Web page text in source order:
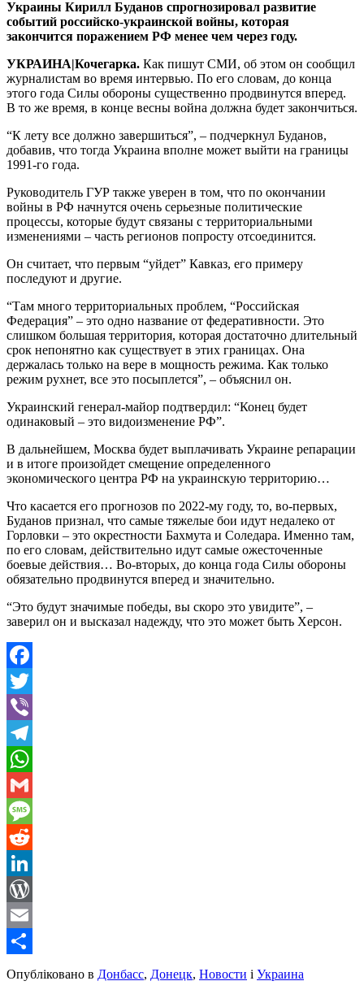
Украины Кирилл Буданов спрогнозировал развитие
событий российско-украинской войны, которая
закончится поражением РФ менее чем через году.
УКРАИНА|Кочегарка. Как пишут СМИ, об этом он сообщил
журналистам во время интервью. По его словам, до конца
этого года Силы обороны существенно продвинутся вперед.
В то же время, в конце весны война должна будет закончиться.
“К лету все должно завершиться”, – подчеркнул Буданов,
добавив, что тогда Украина вполне может выйти на границы
1991-го года.
Руководитель ГУР также уверен в том, что по окончании
войны в РФ начнутся очень серьезные политические
процессы, которые будут связаны с территориальными
изменениями – часть регионов попросту отсоединится.
Он считает, что первым “уйдет” Кавказ, его примеру
последуют и другие.
“Там много территориальных проблем, “Российская
Федерация” – это одно название от федеративности. Это
слишком большая территория, которая достаточно длительный
срок непонятно как существует в этих границах. Она
держалась только на вере в мощность режима. Как только
режим рухнет, все это посыплется”, – объяснил он.
Украинский генерал-майор подтвердил: “Конец будет
одинаковый – это видоизменение РФ”.
В дальнейшем, Москва будет выплачивать Украине репарации
и в итоге произойдет смещение определенного
экономического центра РФ на украинскую территорию…
Что касается его прогнозов по 2022-му году, то, во-первых,
Буданов признал, что самые тяжелые бои идут недалеко от
Горловки – это окрестности Бахмута и Соледара. Именно там,
по его словам, действительно идут самые ожесточенные
боевые действия… Во-вторых, до конца года Силы обороны
обязательно продвинутся вперед и значительно.
“Это будут значимые победы, вы скоро это увидите”, –
заверил он и высказал надежду, что это может быть Херсон.
Facebook
Twitter
Viber
Telegram
WhatsApp
Gmail
Message
Reddit
LinkedIn
WordPress
Email
Share
Опубліковано в Донбасс, Донецк, Новости і Украина